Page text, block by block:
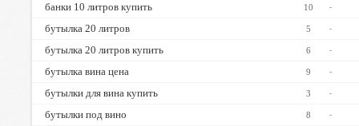
банки 10 литров купить 10 -
бутылка 20 литров 5 -
бутылка 20 литров купить 6 -
бутылка вина цена 9 -
бутылки для вина купить 3 -
бутылки под вино 8 -